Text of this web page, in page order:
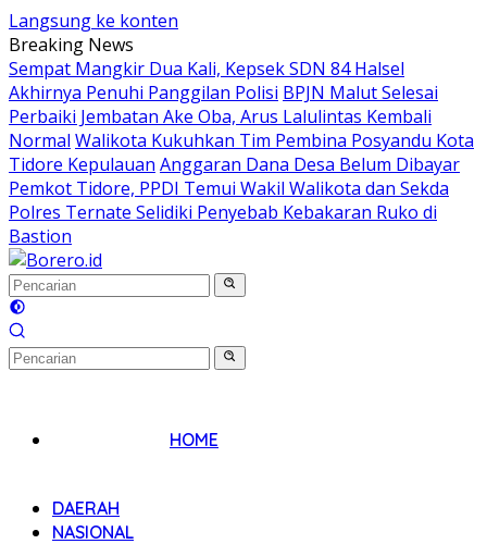
Langsung ke konten
Breaking News
Sempat Mangkir Dua Kali, Kepsek SDN 84 Halsel
Akhirnya Penuhi Panggilan Polisi BPJN Malut Selesai
Perbaiki Jembatan Ake Oba, Arus Lalulintas Kembali
Normal Walikota Kukuhkan Tim Pembina Posyandu Kota
Tidore Kepulauan Anggaran Dana Desa Belum Dibayar
Pemkot Tidore, PPDI Temui Wakil Walikota dan Sekda
Polres Ternate Selidiki Penyebab Kebakaran Ruko di
Bastion
HOME
DAERAH
NASIONAL